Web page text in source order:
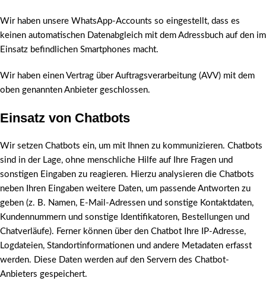
Wir haben unsere WhatsApp-Accounts so eingestellt, dass es
keinen automatischen Datenabgleich mit dem Adressbuch auf den im
Einsatz befindlichen Smartphones macht.
Wir haben einen Vertrag über Auftragsverarbeitung (AVV) mit dem
oben genannten Anbieter geschlossen.
Einsatz von Chatbots
Wir setzen Chatbots ein, um mit Ihnen zu kommunizieren. Chatbots
sind in der Lage, ohne menschliche Hilfe auf Ihre Fragen und
sonstigen Eingaben zu reagieren. Hierzu analysieren die Chatbots
neben Ihren Eingaben weitere Daten, um passende Antworten zu
geben (z. B. Namen, E-Mail-Adressen und sonstige Kontaktdaten,
Kundennummern und sonstige Identifikatoren, Bestellungen und
Chatverläufe). Ferner können über den Chatbot Ihre IP-Adresse,
Logdateien, Standortinformationen und andere Metadaten erfasst
werden. Diese Daten werden auf den Servern des Chatbot-
Anbieters gespeichert.